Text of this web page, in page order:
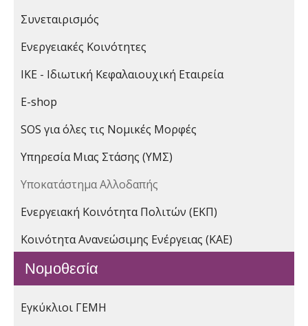
Συνεταιρισμός
Ενεργειακές Κοινότητες
ΙΚΕ - Ιδιωτική Κεφαλαιουχική Εταιρεία
E-shop
SOS για όλες τις Νομικές Μορφές
Υπηρεσία Μιας Στάσης (ΥΜΣ)
Υποκατάστημα Αλλοδαπής
Ενεργειακή Κοινότητα Πολιτών (ΕΚΠ)
Κοινότητα Ανανεώσιμης Ενέργειας (ΚΑΕ)
Νομοθεσία
Εγκύκλιοι ΓΕΜΗ